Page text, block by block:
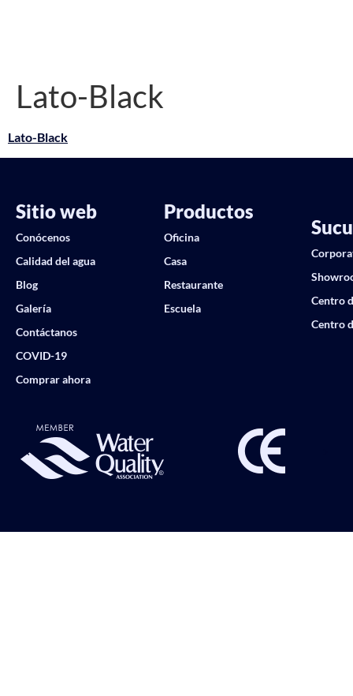
Lato-Black
Lato-Black
Sitio web
Conócenos
Calidad del agua
Blog
Galería
Contáctanos
COVID-19
Comprar ahora
Productos
Oficina
Casa
Restaurante
Escuela
Centro
Centro